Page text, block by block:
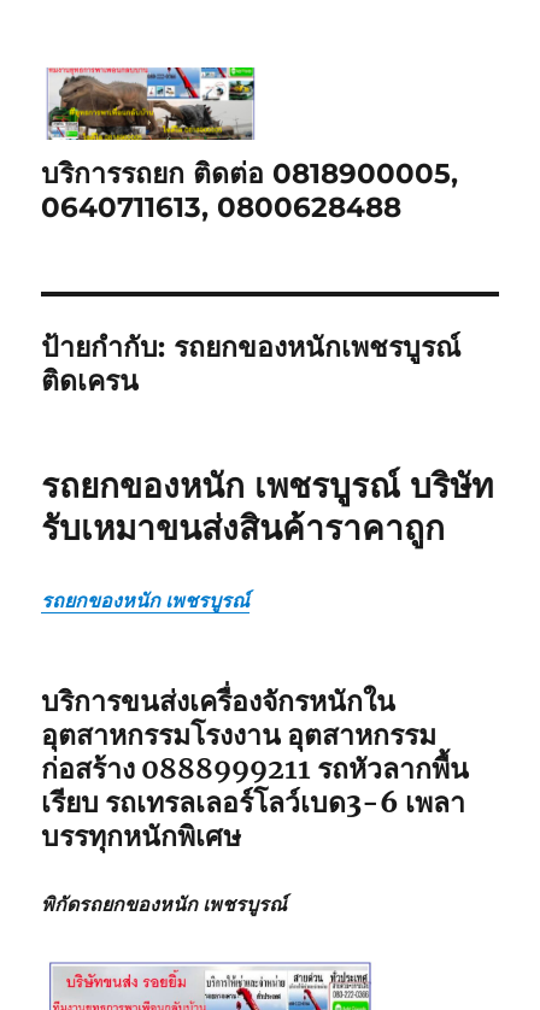
บริการรถยก ติดต่อ 0818900005,
0640711613, 0800628488
ป้ายกำกับ: รถยกของหนักเพชรบูรณ์
ติดเครน
รถยกของหนัก เพชรบูรณ์ บริษัท
รับเหมาขนส่งสินค้าราคาถูก
รถยกของหนัก เพชรบูรณ์
บริการขนส่งเครื่องจักรหนักใน
อุตสาหกรรมโรงงาน อุตสาหกรรม
ก่อสร้าง 0888999211 รถหัวลากพื้น
เรียบ รถเทรลเลอร์โลว์เบด3-6 เพลา
บรรทุกหนักพิเศษ
พิกัดรถยกของหนัก เพชรบูรณ์